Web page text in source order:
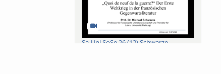
Sa-Uni SoSe 26 (12) Schwarze